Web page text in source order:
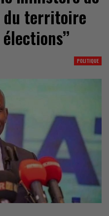
du territoire
POLITIQUE